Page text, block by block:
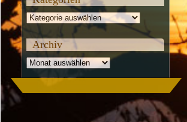
Kategorien
Archiv
Archiv